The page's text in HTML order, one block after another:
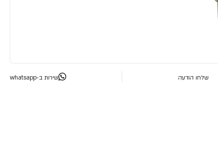
שלחו הודעה שירות ב-whatsapp